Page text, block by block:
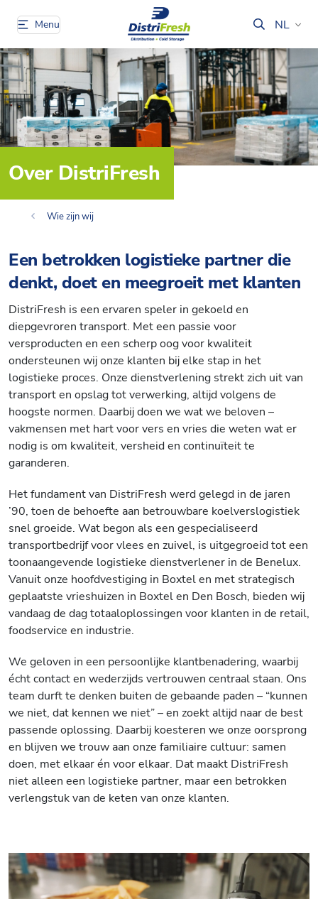
Menu NL
Over DistriFresh
Wie zijn wij
Een betrokken logistieke partner die
denkt, doet en meegroeit met klanten
DistriFresh is een ervaren speler in gekoeld en
diepgevroren transport. Met een passie voor
versproducten en een scherp oog voor kwaliteit
ondersteunen wij onze klanten bij elke stap in het
logistieke proces. Onze dienstverlening strekt zich uit van
transport en opslag tot verwerking, altijd volgens de
hoogste normen. Daarbij doen we wat we beloven –
vakmensen met hart voor vers en vries die weten wat er
nodig is om kwaliteit, versheid en continuïteit te
garanderen.
Het fundament van DistriFresh werd gelegd in de jaren
’90, toen de behoefte aan betrouwbare koelverslogistiek
snel groeide. Wat begon als een gespecialiseerd
transportbedrijf voor vlees en zuivel, is uitgegroeid tot een
toonaangevende logistieke dienstverlener in de Benelux.
Vanuit onze hoofdvestiging in Boxtel en met strategisch
geplaatste vrieshuizen in Boxtel en Den Bosch, bieden wij
vandaag de dag totaaloplossingen voor klanten in de retail,
foodservice en industrie.
We geloven in een persoonlijke klantbenadering, waarbij
écht contact en wederzijds vertrouwen centraal staan. Ons
team durft te denken buiten de gebaande paden – “kunnen
we niet, dat kennen we niet” – en zoekt altijd naar de best
passende oplossing. Daarbij koesteren we onze oorsprong
en blijven we trouw aan onze familiaire cultuur: samen
doen, met elkaar én voor elkaar. Dat maakt DistriFresh
niet alleen een logistieke partner, maar een betrokken
verlengstuk van de keten van onze klanten.